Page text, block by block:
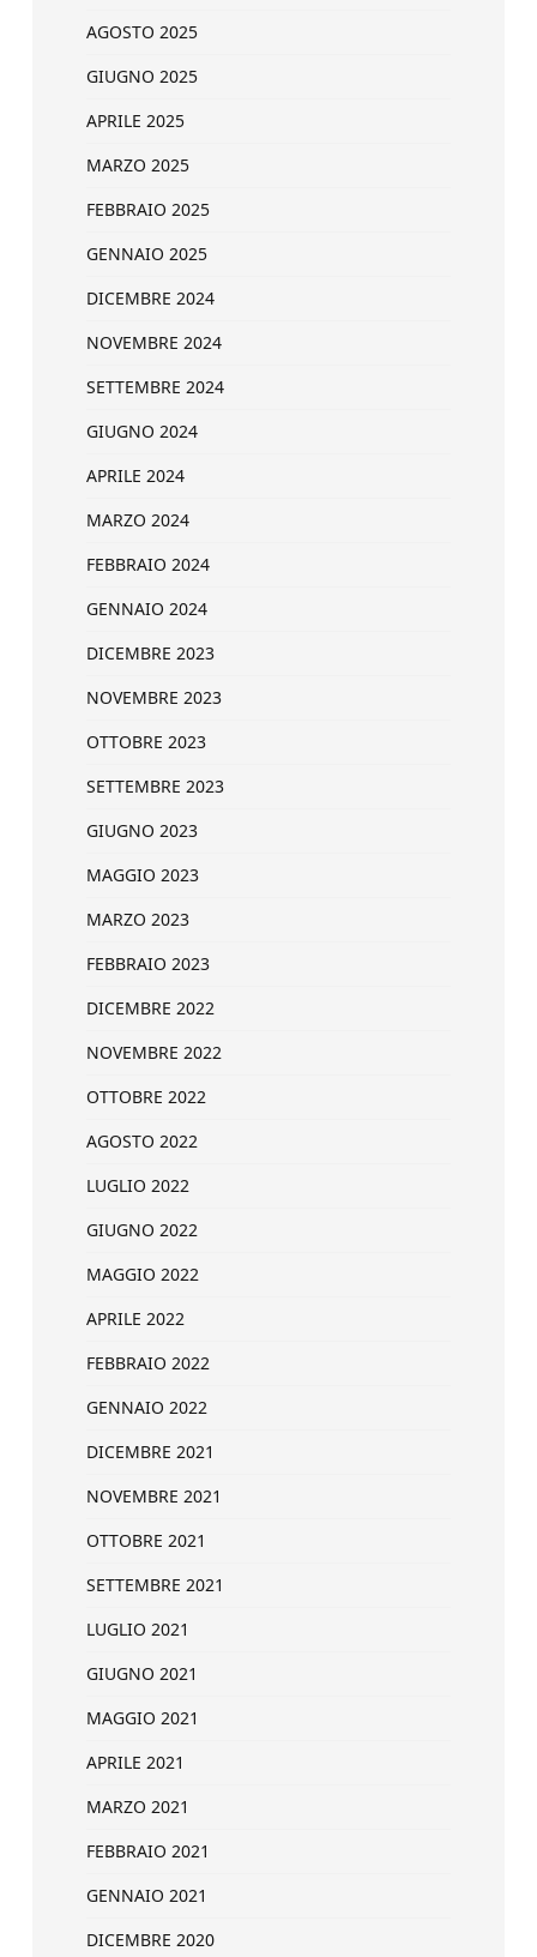
AGOSTO 2025
GIUGNO 2025
APRILE 2025
MARZO 2025
FEBBRAIO 2025
GENNAIO 2025
DICEMBRE 2024
NOVEMBRE 2024
SETTEMBRE 2024
GIUGNO 2024
APRILE 2024
MARZO 2024
FEBBRAIO 2024
GENNAIO 2024
DICEMBRE 2023
NOVEMBRE 2023
OTTOBRE 2023
SETTEMBRE 2023
GIUGNO 2023
MAGGIO 2023
MARZO 2023
FEBBRAIO 2023
DICEMBRE 2022
NOVEMBRE 2022
OTTOBRE 2022
AGOSTO 2022
LUGLIO 2022
GIUGNO 2022
MAGGIO 2022
APRILE 2022
FEBBRAIO 2022
GENNAIO 2022
DICEMBRE 2021
NOVEMBRE 2021
OTTOBRE 2021
SETTEMBRE 2021
LUGLIO 2021
GIUGNO 2021
MAGGIO 2021
APRILE 2021
MARZO 2021
FEBBRAIO 2021
GENNAIO 2021
DICEMBRE 2020